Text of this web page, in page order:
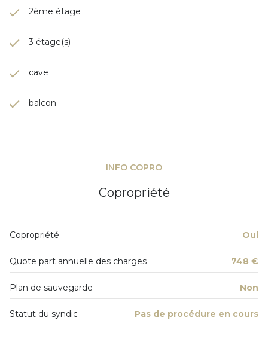
2ème étage
3 étage(s)
cave
balcon
INFO COPRO
Copropriété
Copropriété Oui
Quote part annuelle des charges 748 €
Plan de sauvegarde Non
Statut du syndic Pas de procédure en cours